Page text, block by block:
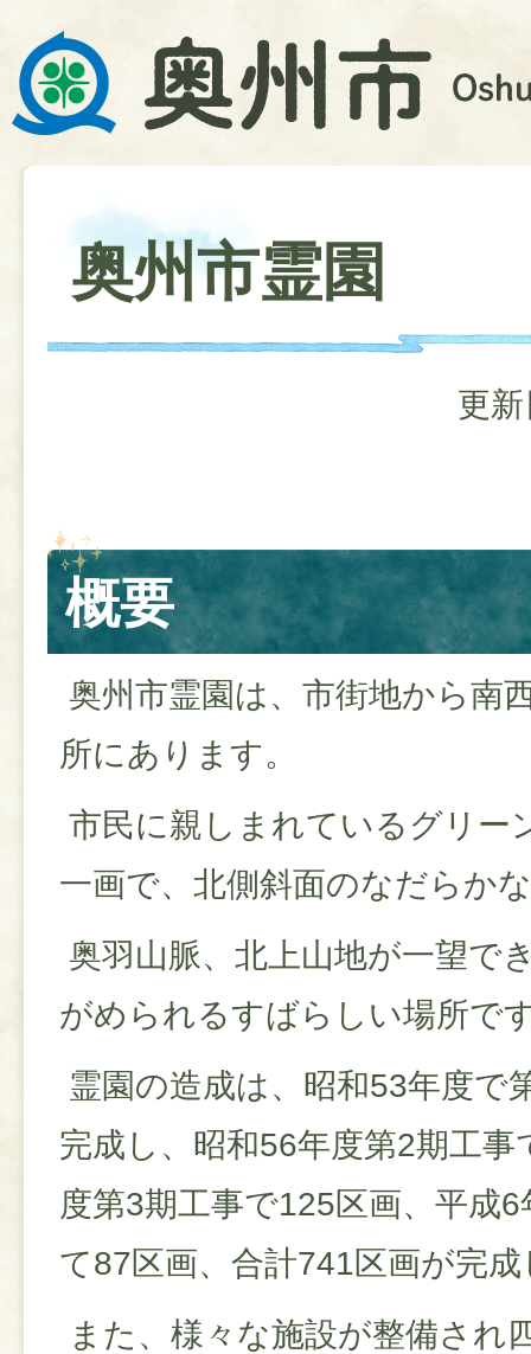
奥州市霊園
更
概要
奥州市霊園は、市街地から南
所にあります。
市民に親しまれているグリー
一画で、北側斜面のなだらか
奥羽山脈、北上山地が一望で
がめられるすばらしい場所で
霊園の造成は、昭和53年度で
完成し、昭和56年度第2期工
度第3期工事で125区画、平成
て87区画、合計741区画が完
また、様々な施設が整備され